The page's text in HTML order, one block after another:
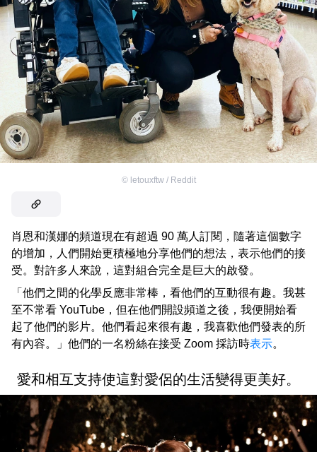
© letouxftw / Reddit
肖恩和漢娜的頻道現在有超過 90 萬人訂閱，隨著這個數字
的增加，人們開始更積極地分享他們的想法，表示他們的接
受。對許多人來說，這對組合完全是巨大的啟發。
「他們之間的化學反應非常棒，看他們的互動很有趣。我甚
至不常看 YouTube，但在他們開設頻道之後，我便開始看
起了他們的影片。他們看起來很有趣，我喜歡他們發表的所
有內容。」他們的一名粉絲在接受 Zoom 採訪時表示。
愛和相互支持使這對愛侶的生活變得更美好。